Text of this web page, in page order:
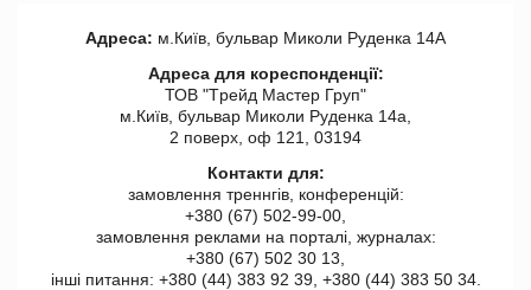
Адреса: м.Київ, бульвар Миколи Руденка 14А
Адреса для кореспонденції:
ТОВ "Tрейд Мастер Груп"
м.Київ, бульвар Миколи Руденка 14а,
2 поверх, оф 121, 03194
Контакти для:
замовлення треннгів, конференцій:
+380 (67) 502-99-00,
замовлення реклами на порталі, журналах:
+380 (67) 502 30 13,
інші питання: +380 (44) 383 92 39, +380 (44) 383 50 34.